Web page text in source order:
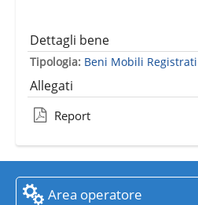
Dettagli bene
Tipologia: Beni Mobili Registrati
Allegati
Report
Area operatore